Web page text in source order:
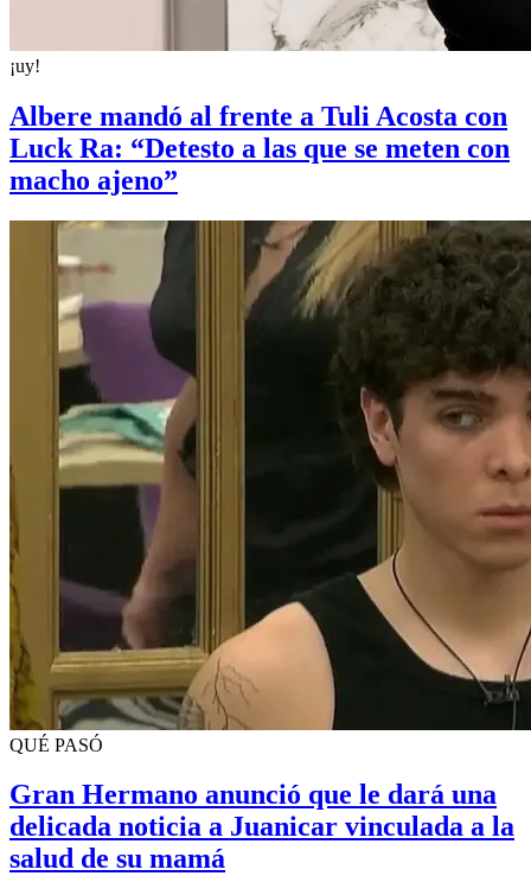
¡uy!
Albere mandó al frente a Tuli Acosta con
Luck Ra: “Detesto a las que se meten con
macho ajeno”
QUÉ PASÓ
Gran Hermano anunció que le dará una
delicada noticia a Juanicar vinculada a la
salud de su mamá